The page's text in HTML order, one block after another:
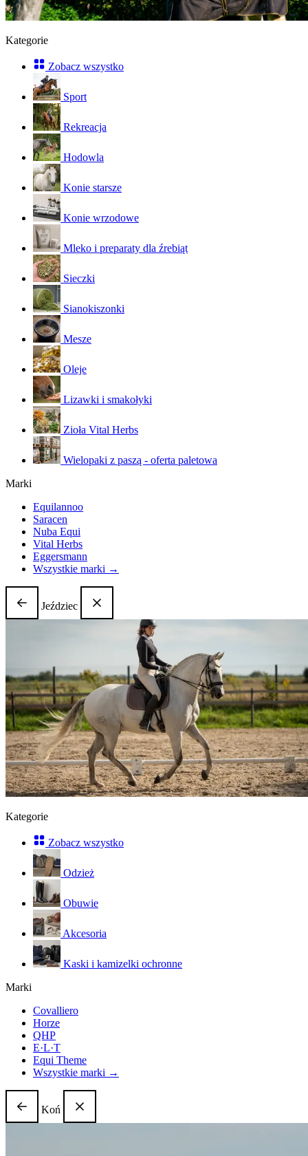
Kategorie
Zobacz wszystko
Sport
Rekreacja
Hodowla
Konie starsze
Konie wrzodowe
Mleko i preparaty dla źrebiąt
Sieczki
Sianokiszonki
Mesze
Oleje
Lizawki i smakołyki
Zioła Vital Herbs
Wielopaki z paszą - oferta paletowa
Marki
Equilannoo
Saracen
Nuba Equi
Vital Herbs
Eggersmann
Wszystkie marki →
Jeździec
Kategorie
Zobacz wszystko
Odzież
Obuwie
Akcesoria
Kaski i kamizelki ochronne
Marki
Covalliero
Horze
QHP
E·L·T
Equi Theme
Wszystkie marki →
Koń